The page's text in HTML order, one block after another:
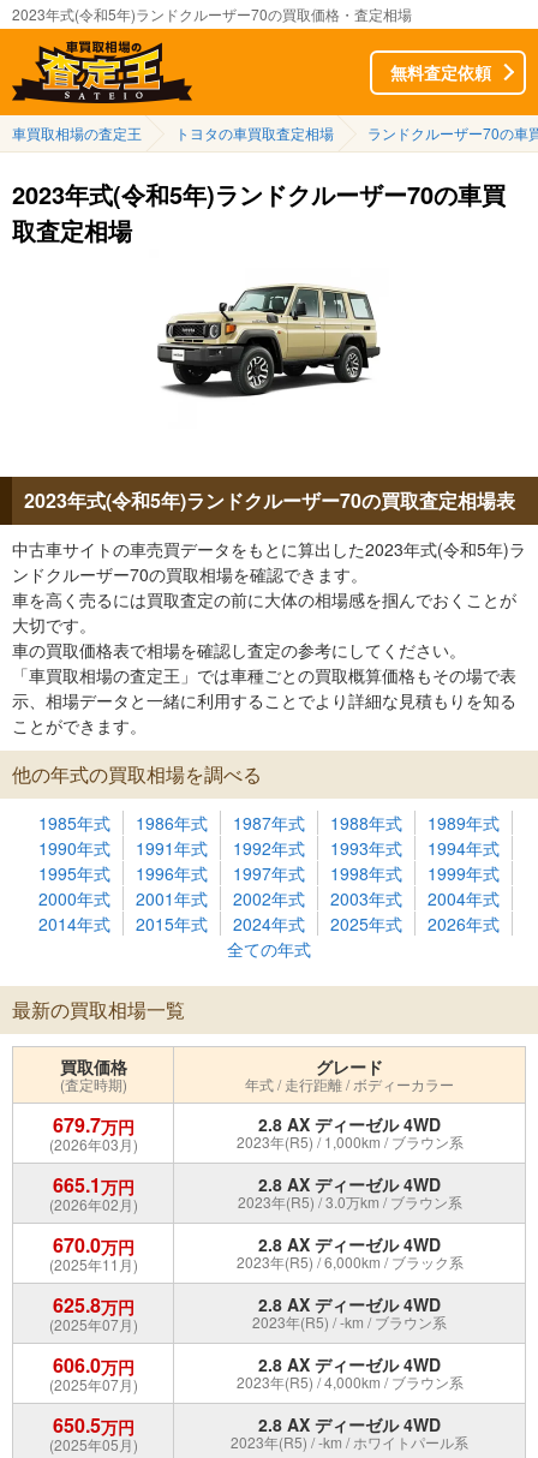
2023年式(令和5年)ランドクルーザー70の買取価格・査定相場
無料査定依頼
車買取相場の査定王 トヨタの車買取査定相場 ランドクルーザー70の車
2023年式(令和5年)ランドクルーザー70の車買
取査定相場
2023年式(令和5年)ランドクルーザー70の買取査定相場表
中古車サイトの車売買データをもとに算出した2023年式(令和5年)ラ
ンドクルーザー70の買取相場を確認できます。
車を高く売るには買取査定の前に大体の相場感を掴んでおくことが
大切です。
車の買取価格表で相場を確認し査定の参考にしてください。
「車買取相場の査定王」では車種ごとの買取概算価格もその場で表
示、相場データと一緒に利用することでより詳細な見積もりを知る
ことができます。
他の年式の買取相場を調べる
1985年式 1986年式 1987年式 1988年式
1989年式
1990年式
1991年式 1992年式 1993年式
1994年式
1995年式
1996年式 1997年式 1998年式
1999年式
2000年式
2001年式 2002年式 2003年式
2004年式
2014年式
2015年式 2024年式 2025年式
2026年式
全ての年式
最新の買取相場一覧
買取価格
(査定時期)
グレード
年式 / 走行距離 / ボディーカラー
679.7万円
(2026年03月)
2.8 AX ディーゼル 4WD
2023年(R5) / 1,000km / ブラウン系
665.1万円
(2026年02月)
2.8 AX ディーゼル 4WD
2023年(R5) / 3.0万km / ブラウン系
670.0万円
(2025年11月)
2.8 AX ディーゼル 4WD
2023年(R5) / 6,000km / ブラック系
625.8万円
(2025年07月)
2.8 AX ディーゼル 4WD
2023年(R5) / -km / ブラウン系
606.0万円
(2025年07月)
2.8 AX ディーゼル 4WD
2023年(R5) / 4,000km / ブラウン系
650.5万円
(2025年05月)
2.8 AX ディーゼル 4WD
2023年(R5) / -km / ホワイトパール系